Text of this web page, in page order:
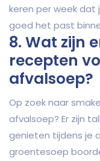
keren per week dat
goed het past
8. Wat zijn
recepten
afvalsoep?
Op zoek naar
afvalsoep? Er zijn
genieten tijdens je
groentesoep